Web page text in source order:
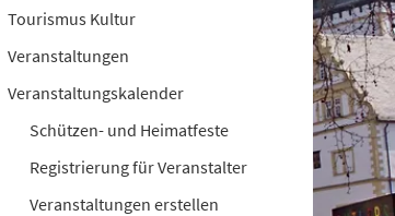
Tourismus Kultur
Veranstaltungen
Veranstaltungskalender
Schützen- und Heimatfeste
Registrierung für Veranstalter
Veranstaltungen erstellen